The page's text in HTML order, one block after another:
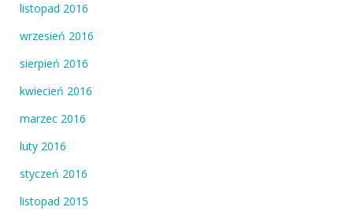
listopad 2016
wrzesień 2016
sierpień 2016
kwiecień 2016
marzec 2016
luty 2016
styczeń 2016
listopad 2015